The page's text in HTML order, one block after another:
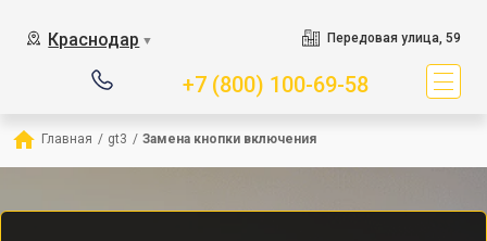
Краснодар ▼ Передовая улица, 59
+7 (800) 100-69-58
Главная / gt3 / Замена кнопки включения